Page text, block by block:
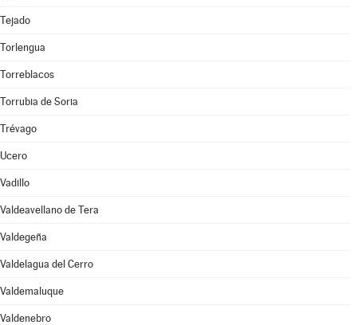
Tejado
Torlengua
Torreblacos
Torrubia de Soria
Trévago
Ucero
Vadillo
Valdeavellano de Tera
Valdegeña
Valdelagua del Cerro
Valdemaluque
Valdenebro